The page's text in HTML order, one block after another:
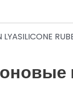
LYASILICONE